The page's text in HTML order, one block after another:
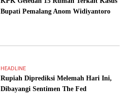
Bupati Pemalang Anom Widiyantoro
HEADLINE
Rupiah Diprediksi Melemah Hari Ini,
Dibayangi Sentimen The Fed